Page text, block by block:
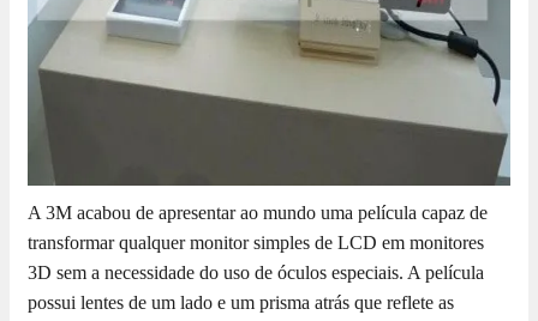
A 3M acabou de apresentar ao mundo uma película capaz de
transformar qualquer monitor simples de LCD em monitores
3D sem a necessidade do uso de óculos especiais. A película
possui lentes de um lado e um prisma atrás que reflete as